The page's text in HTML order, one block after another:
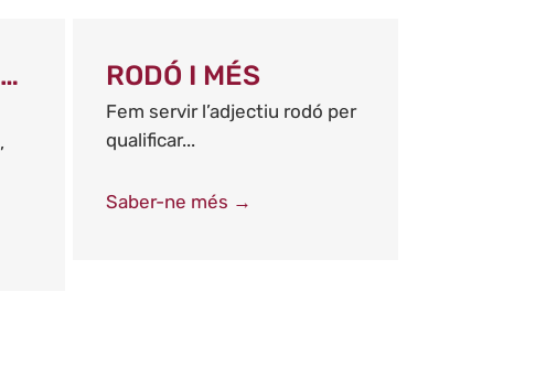
RODÓ I MÉS
Fem servir l’adjectiu rodó per
qualificar...
Saber-ne més →